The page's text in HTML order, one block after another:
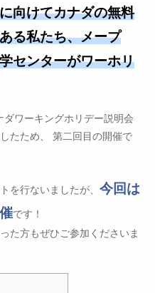
向けてカナダの無料
る私たち、メープ
センターがワーホリ
ワーキングホリデー説明会
たため、 第二回目の開催で
を行ないましたが、 今回は
です！
た方もぜひご参加くださいま